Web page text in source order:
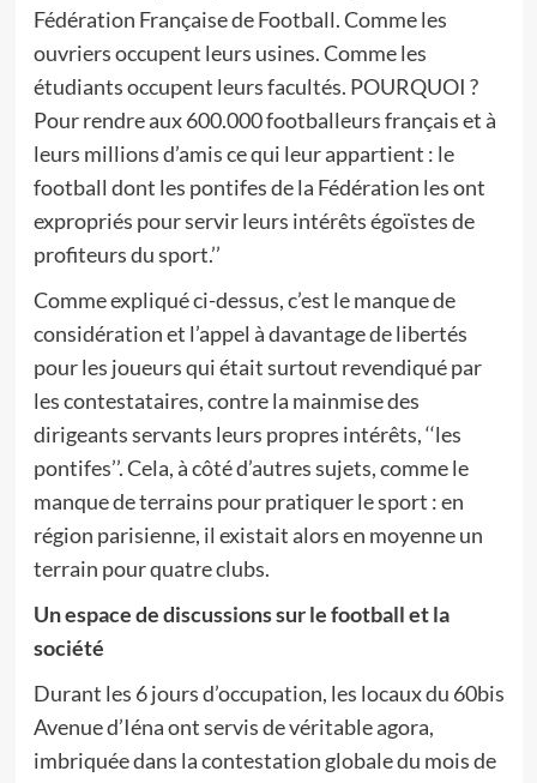
Fédération Française de Football. Comme les
ouvriers occupent leurs usines. Comme les
étudiants occupent leurs facultés. POURQUOI ?
Pour rendre aux 600.000 footballeurs français et à
leurs millions d’amis ce qui leur appartient : le
football dont les pontifes de la Fédération les ont
expropriés pour servir leurs intérêts égoïstes de
profiteurs du sport.’’
Comme expliqué ci-dessus, c’est le manque de
considération et l’appel à davantage de libertés
pour les joueurs qui était surtout revendiqué par
les contestataires, contre la mainmise des
dirigeants servants leurs propres intérêts, ‘‘les
pontifes’’. Cela, à côté d’autres sujets, comme le
manque de terrains pour pratiquer le sport : en
région parisienne, il existait alors en moyenne un
terrain pour quatre clubs.
Un espace de discussions sur le football et la
société
Durant les 6 jours d’occupation, les locaux du 60bis
Avenue d’Iéna ont servis de véritable agora,
imbriquée dans la contestation globale du mois de